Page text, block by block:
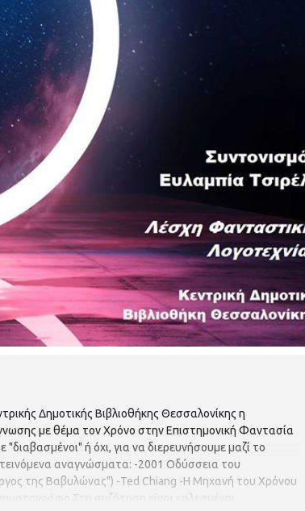
Δημοτικής Βιβλιοθήκης Θεσσαλονίκης η
με θέμα τον Χρόνο στην Επιστημονική Φαντασία
"διαβασμένοι" ή όχι, για να διερευνήσουμε μαζί το
αναγνώσματα: -2001 Οδύσσεια του
της Βαβυλώνας") -Ted Chiang -Η Μηχανή του Χρόνου
Στη συζήτηση είναι καλεσμένοι